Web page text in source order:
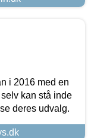
i 2016 med en
kan stå inde
deres udvalg.